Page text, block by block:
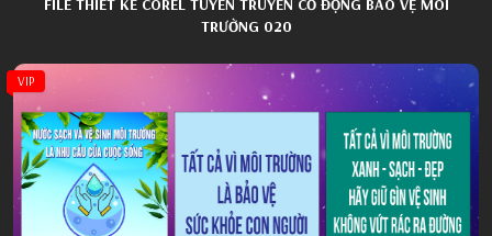
TRƯỜNG 020
VIP